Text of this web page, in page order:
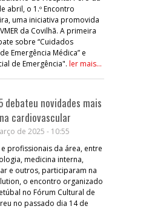
abril, o 1.º Encontro
uma iniciativa promovida
da Covilhã. A primeira
sobre “Cuidados
Emergência Médica” e
de Emergência". ler mais...
debateu novidades mais
cardiovascular
de 2025 - 10:55
profissionais da área, entre
medicina interna,
e outros, participaram na
o encontro organizado
no Fórum Cultural de
no passado dia 14 de